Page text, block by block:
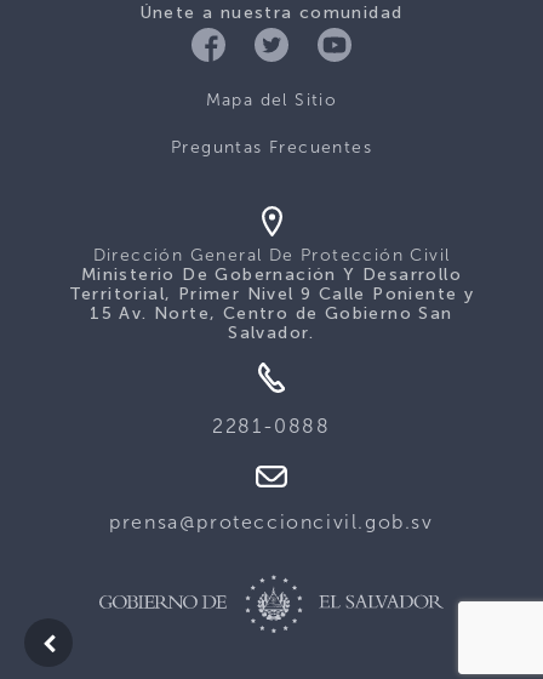
Únete a nuestra comunidad
Mapa del Sitio
Preguntas Frecuentes
Dirección General De Protección Civil
Ministerio De Gobernación Y Desarrollo
Territorial, Primer Nivel 9 Calle Poniente y
15 Av. Norte, Centro de Gobierno San
Salvador.
2281-0888
prensa@proteccioncivil.gob.sv